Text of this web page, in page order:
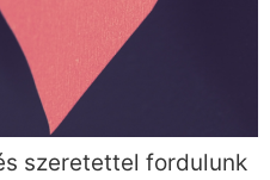
szeretettel fordulunk